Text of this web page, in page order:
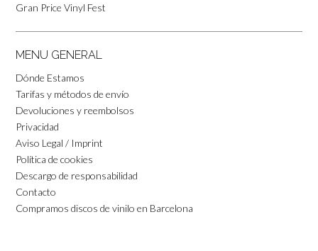
Gran Price Vinyl Fest
MENU GENERAL
Dónde Estamos
Tarifas y métodos de envío
Devoluciones y reembolsos
Privacidad
Aviso Legal / Imprint
Política de cookies
Descargo de responsabilidad
Contacto
Compramos discos de vinilo en Barcelona